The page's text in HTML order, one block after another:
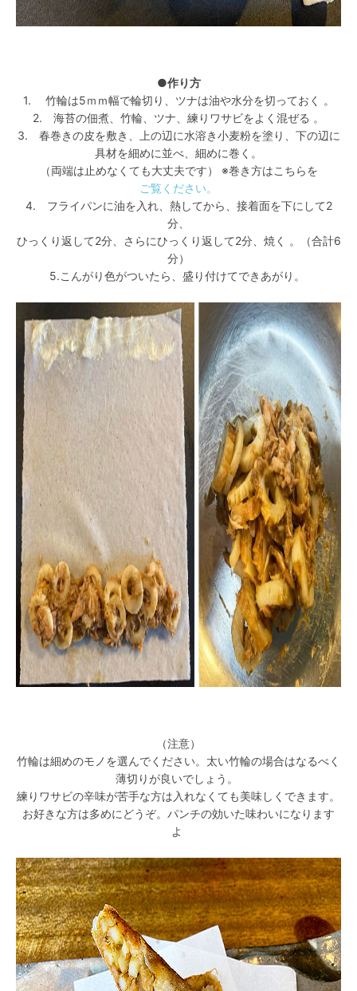
●作り方
1. 竹輪は5ｍｍ幅で輪切り、ツナは油や水分を切っておく
。
2. 海苔の佃煮、竹輪、ツナ、練りワサビをよく混ぜる 。
3. 春巻きの皮を敷き、上の辺に水溶き小麦粉を塗り、下の辺に
具材を細めに並べ、細めに巻く。
（両端は止めなくても大丈夫です）
※巻き方はこちらを
ご覧ください。
4. フライパンに油を入れ、熱してから、接着面を下にして2
分、
ひっくり返して2分、さらにひっくり返して2分、焼く
。（合計6
分）
5.こんがり色がついたら、盛り付けてできあがり。
（注意）
竹輪は細めのモノを選んでください。太い竹輪の場合はなるべく
薄切りが良いでしょう。
練りワサビの辛味が苦手な方は入れなくても美味しくできます。
お好きな方は多めにどうぞ。パンチの効いた味わいになります
よ